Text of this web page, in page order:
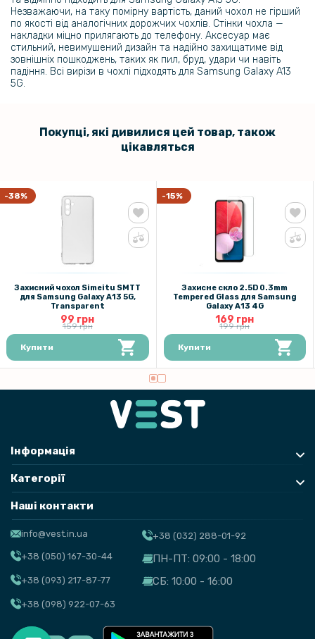
299 грн
Гідрогелева плівка iNobi Matte для Huawei P40 Pro, Матова
Гідрогелева плівка iNobi Matte для Huawei P40 Pro на задню
Незважаючи, на таку помірну вартість, даний чохол не гірший
по якості від аналогічних дорожчих чохлів. Стінки чохла —
накладки міцно прилягають до телефону. Аксесуар має
стильний, невимушений дизайн та надійно захищатиме від
зовнішніх пошкоджень, таких як пил, бруд, удари чи навіть
падіння. Всі вирізи в чохлі підходять для Samsung Galaxy A13
5G.
Покупці, які дивилися цей товар, також
цікавляться
-38%
Захисний чохол Simeitu SMTT
для Samsung Galaxy A13 5G,
Transparent
99 грн
159 грн
Купити
-15%
Захисне скло 2.5D 0.3mm
Tempered Glass для Samsung
Galaxy A13 4G
169 грн
199 грн
Купити
Інформація
Категорії
Наші контакти
info@vest.in.ua
+38 (050) 167-30-44
+38 (093) 217-87-77
+38 (098) 922-07-63
+38 (032) 288-01-92
ПН-ПТ: 09:00 - 18:00
СБ: 10:00 - 16:00